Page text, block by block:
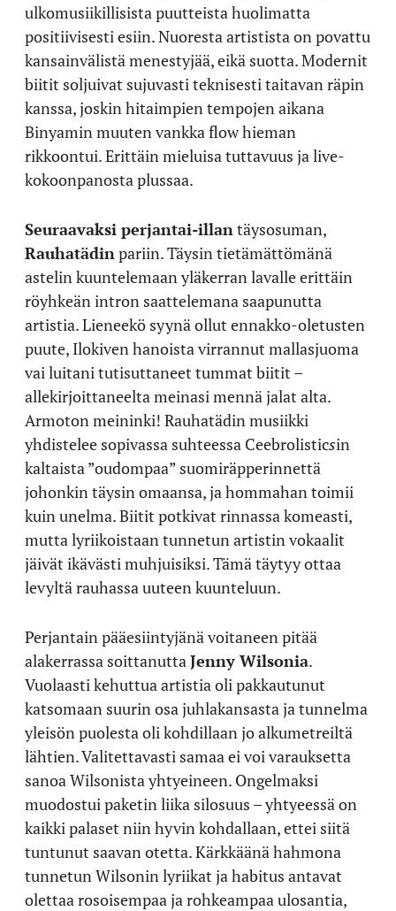
ulkomusiikillisista puutteista huolimatta
positiivisesti esiin. Nuoresta artistista on povattu
kansainvälistä menestyjää, eikä suotta. Modernit
biitit soljuivat sujuvasti teknisesti taitavan räpin
kanssa, joskin hitaimpien tempojen aikana
Binyamin muuten vankka flow hieman
rikkoontui. Erittäin mieluisa tuttavuus ja live-
kokoonpanosta plussaa.
Seuraavaksi perjantai-illan täysosuman,
Rauhatädin pariin. Täysin tietämättömänä
astelin kuuntelemaan yläkerran lavalle erittäin
röyhkeän intron saattelemana saapunutta
artistia. Lieneekö syynä ollut ennakko-oletusten
puute, Ilokiven hanoista virrannut mallasjuoma
vai luitani tutisuttaneet tummat biitit –
allekirjoittaneelta meinasi mennä jalat alta.
Armoton meininki! Rauhatädin musiikki
yhdistelee sopivassa suhteessa Ceebrolisticsin
kaltaista ”oudompaa” suomiräpperinnettä
johonkin täysin omaansa, ja hommahan toimii
kuin unelma. Biitit potkivat rinnassa komeasti,
mutta lyriikoistaan tunnetun artistin vokaalit
jäivät ikävästi muhjuisiksi. Tämä täytyy ottaa
levyltä rauhassa uuteen kuunteluun.
Perjantain pääesiintyjänä voitaneen pitää
alakerrassa soittanutta Jenny Wilsonia.
Vuolaasti kehuttua artistia oli pakkautunut
katsomaan suurin osa juhlakansasta ja tunnelma
yleisön puolesta oli kohdillaan jo alkumetreiltä
lähtien. Valitettavasti samaa ei voi varauksetta
sanoa Wilsonista yhtyeineen. Ongelmaksi
muodostui paketin liika silosuus – yhtyeessä on
kaikki palaset niin hyvin kohdallaan, ettei siitä
tuntunut saavan otetta. Kärkkäänä hahmona
tunnetun Wilsonin lyriikat ja habitus antavat
olettaa rosoisempaa ja rohkeampaa ulosantia,